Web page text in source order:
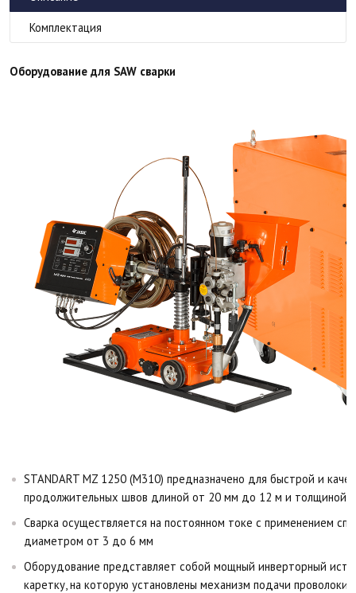
Комплектация
Оборудование для SAW сварки
STANDART MZ 1250 (M310) предназначено для быстрой и
продолжительных швов длиной от 20 мм до 12 м и толщиной
Сварка осуществляется на постоянном токе с применением
диаметром от 3 до 6 мм
Оборудование представляет собой мощный инверторный
каретку, на которую установлены механизм подачи проволоки,